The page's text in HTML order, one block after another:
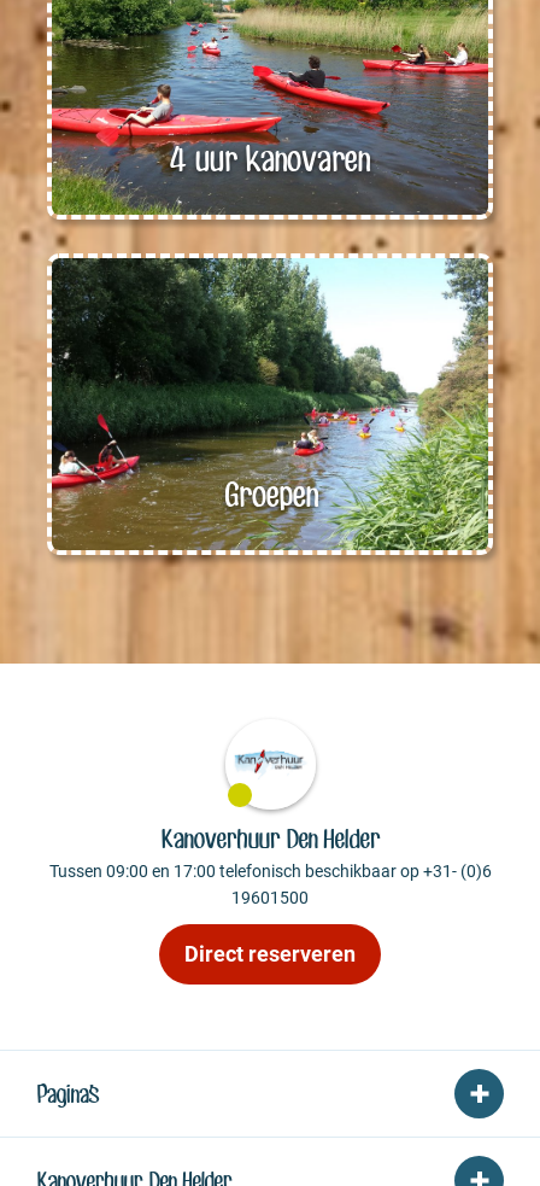
4 uur kanovaren
Groepen
Kanoverhuur Den Helder
Tussen 09:00 en 17:00 telefonisch beschikbaar op +31- (0)6
19601500
Direct reserveren
Pagina's
Kanoverhuur Den Helder